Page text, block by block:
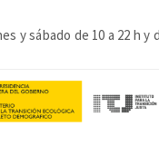
y sábado de 10 a 22 h y